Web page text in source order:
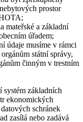
prostor
mateřské a základní
úřadem;
údaje musíme v rámci
státní správy,
činným v trestním
systém základních
ekonomických
schránek
zasílá nebo zadává